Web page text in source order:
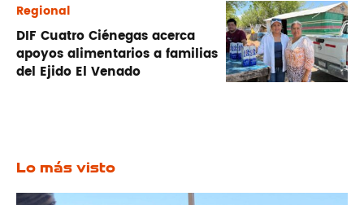
Regional
DIF Cuatro Ciénegas acerca
apoyos alimentarios a familias
del Ejido El Venado
Lo más visto